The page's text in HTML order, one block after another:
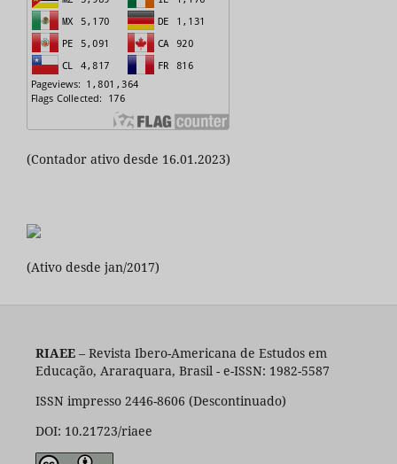
(Contador ativo desde 16.01.2023)
(Ativo desde jan/2017)
RIAEE– Revista Ibero-Americana de Estudos em
Educação, Araraquara, Brasil - e-ISSN: 1982-5587
ISSN impresso 2446-8606 (Descontinuado)
DOI: 10.21723/riaee